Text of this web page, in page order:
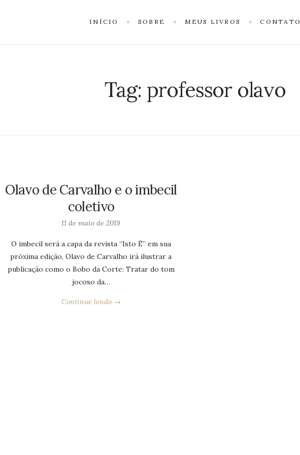
INÍCIO SOBRE MEUS LIVROS CONTATO
Tag: professor olavo
Olavo de Carvalho e o imbecil
coletivo
11 de maio de 2019
O imbecil será a capa da revista “Isto É” em sua
próxima edição, Olavo de Carvalho irá ilustrar a
publicação como o Bobo da Corte: Tratar do tom
jocoso da…
Continue lendo →